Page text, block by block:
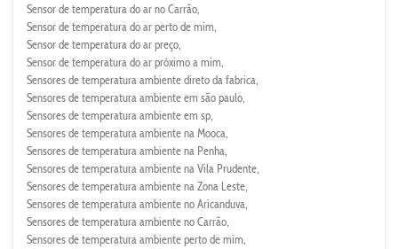
Sensor de temperatura do ar no Carrão
Sensor de temperatura do ar perto de mim
Sensor de temperatura do ar preço
Sensor de temperatura do ar próximo a mim
Sensores de temperatura ambiente direto da fabrica
Sensores de temperatura ambiente em são paulo
Sensores de temperatura ambiente em sp
Sensores de temperatura ambiente na Mooca
Sensores de temperatura ambiente na Penha
Sensores de temperatura ambiente na Vila Prudente
Sensores de temperatura ambiente na Zona Leste
Sensores de temperatura ambiente no Aricanduva
Sensores de temperatura ambiente no Carrão
Sensores de temperatura ambiente perto de mim